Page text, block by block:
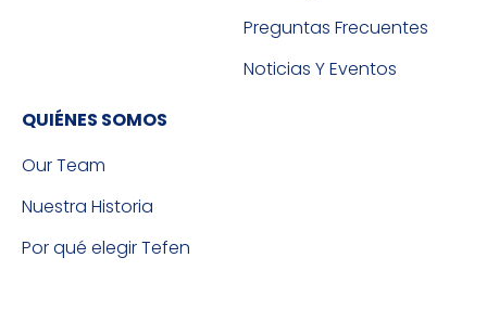
Preguntas Frecuentes
Noticias Y Eventos
QUIÉNES SOMOS
Our Team
Nuestra Historia
Por qué elegir Tefen